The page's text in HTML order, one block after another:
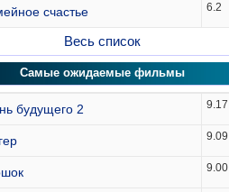
счастье 6.2
Весь список
Самые ожидаемые фильмы
будущего 2 9.17
9.09
9.00